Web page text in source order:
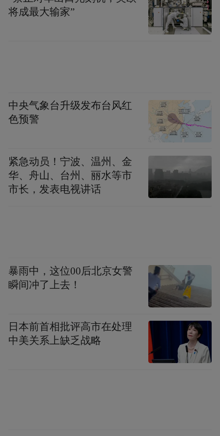
花学园、东尚家苑、会展中心、望海花园、
滨州市博物馆、奥体中心、植物园、格林春
滨州经济技术开发区交通运输服务中心
2024年12月10日
“特别声明：以上作品内容(包括在内的视频、图片或音
频)为凤凰网旗下自媒体平台“大风号”用户上传并发
布，本平台仅提供信息存储空间服务。
将成最大输家”
中央气象台升级发布台风红
色预警
紧急动员！宁波、温州、金
华、舟山、台州、丽水等市
市长，发表电视讲话
暴雨中，这位00后北京女警
瞬间冲了上去！
日本前首相批评高市在处理
中美关系上缺乏战略